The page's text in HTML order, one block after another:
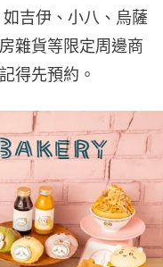
吉伊、小八、烏薩
雜貨等限定周邊商
得先預約。